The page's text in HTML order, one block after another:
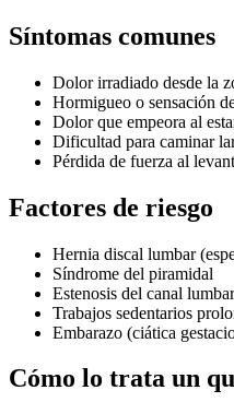
Síntomas comunes
Dolor irradiado desde la
Hormigueo o sensación
Dolor que empeora al
Dificultad para caminar
Pérdida de fuerza al
Factores de riesgo
Hernia discal lumbar
Síndrome del piramidal
Estenosis del canal lumbar
Trabajos sedentarios
Embarazo (ciática
Cómo lo trata un